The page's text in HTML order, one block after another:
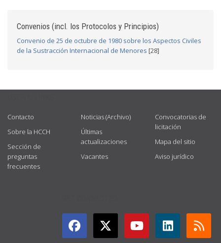
Convenios (incl. los Protocolos y Principios)
Convenio de 25 de octubre de 1980 sobre los Aspectos Civiles
de la Sustracción Internacional de Menores [28]
Contacto
Sobre la HCCH
Sección de
preguntas
frecuentes
Noticias (Archivo)
Últimas
actualizaciones
Vacantes
Convocatorias de
licitación
Mapa del sitio
Aviso jurídico